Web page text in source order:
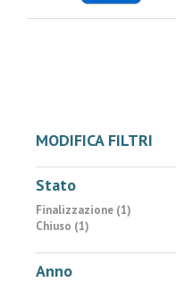
MODIFICA FILTRI
Stato
Finalizzazione (1)
Chiuso (1)
Anno